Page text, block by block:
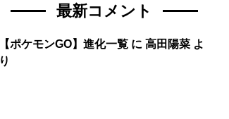
最新コメント
【ポケモンGO】進化一覧 に高田陽菜 よ
り